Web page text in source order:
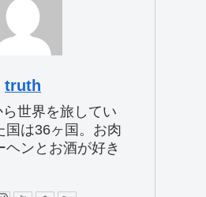
truth
世界を旅してい
国は36ヶ国。お肉
ヘンとお酒が好き